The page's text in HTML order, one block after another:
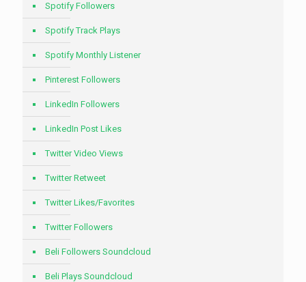
Spotify Followers
Spotify Track Plays
Spotify Monthly Listener
Pinterest Followers
LinkedIn Followers
LinkedIn Post Likes
Twitter Video Views
Twitter Retweet
Twitter Likes/Favorites
Twitter Followers
Beli Followers Soundcloud
Beli Plays Soundcloud